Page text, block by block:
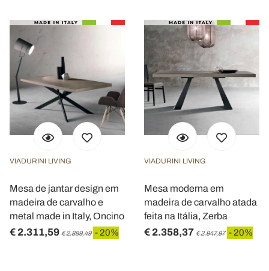
VIADURINI LIVING
Mesa de jantar design em
madeira de carvalho e
metal made in Italy, Oncino
€ 2.311,59 € 2.889,49 - 20%
VIADURINI LIVING
Mesa moderna em
madeira de carvalho atada
feita na Itália, Zerba
€ 2.358,37 € 2.947,97 - 20%